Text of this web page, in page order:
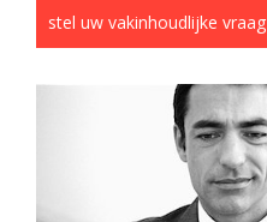
stel uw vakinhoudlijke vraag